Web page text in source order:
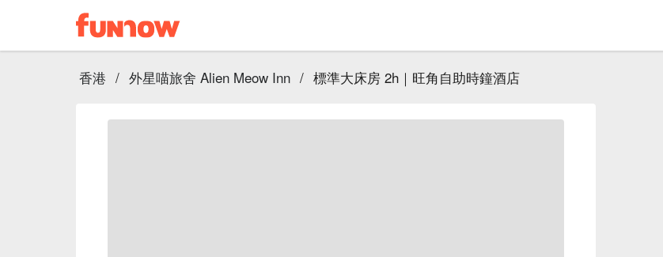
香港 / 外星喵旅舍 Alien Meow Inn / 標準大床房 2h｜旺角自助時鐘酒店